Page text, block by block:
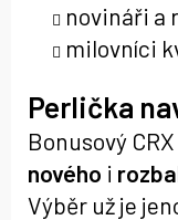
novináři a
milovníci
Perlička
Bonusový
nového i
Výběr už je